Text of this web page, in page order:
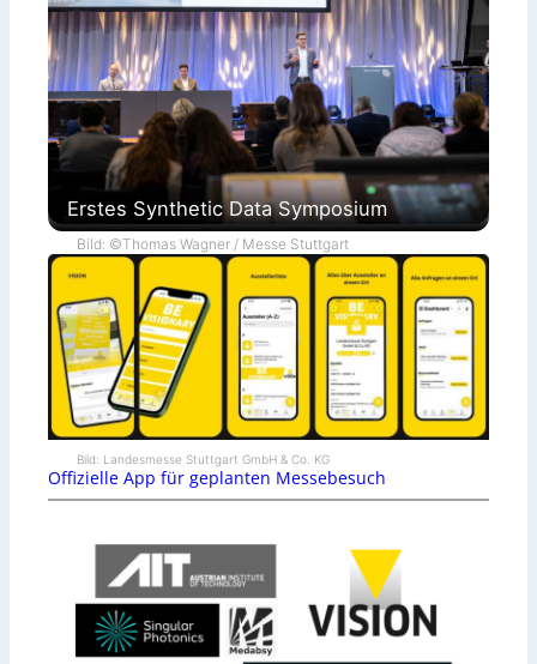
Erstes Synthetic Data Symposium
Bild: ©Thomas Wagner / Messe Stuttgart
Bild: Landesmesse Stuttgart GmbH & Co. KG
Offizielle App für geplanten Messebesuch